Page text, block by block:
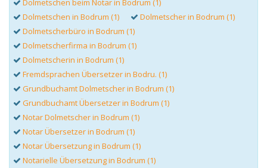
Dolmetschen beim Notar in Bodrum (1)
Dolmetschen in Bodrum (1)
Dolmetscher in Bodrum (1)
Dolmetscherbüro in Bodrum (1)
Dolmetscherfirma in Bodrum (1)
Dolmetscherin in Bodrum (1)
Fremdsprachen Übersetzer in Bodru. (1)
Grundbuchamt Dolmetscher in Bodrum (1)
Grundbuchamt Übersetzer in Bodrum (1)
Notar Dolmetscher in Bodrum (1)
Notar Übersetzer in Bodrum (1)
Notar Übersetzung in Bodrum (1)
Notarielle Übersetzung in Bodrum (1)